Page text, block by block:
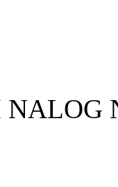
NALOG